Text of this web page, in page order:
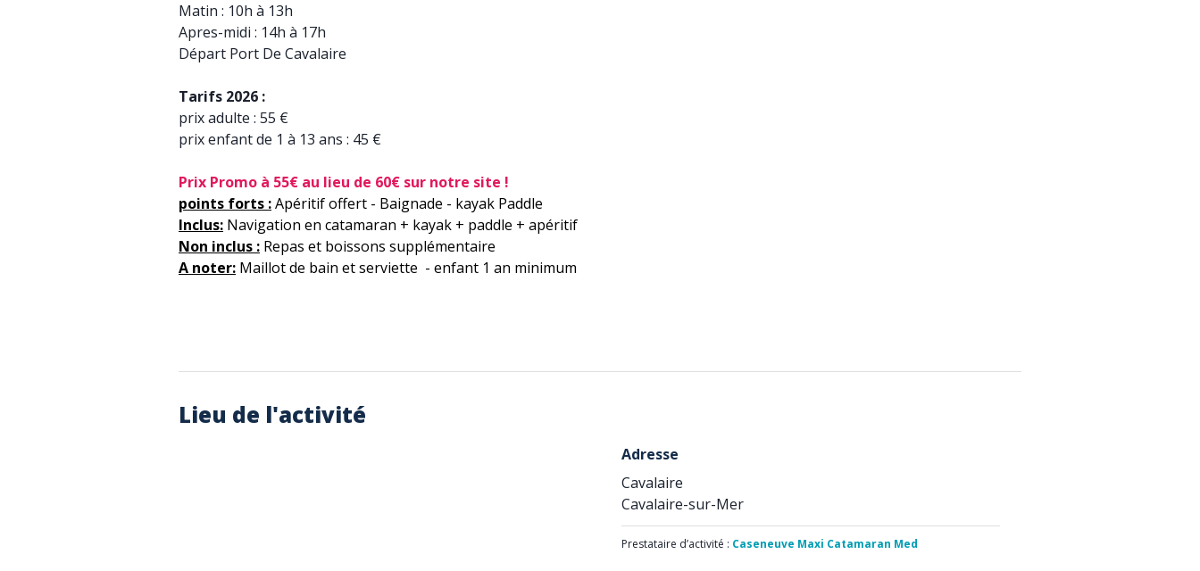
Matin : 10h à 13h
Apres-midi : 14h à 17h
Départ Port De Cavalaire
Tarifs 2026 :
prix adulte : 55 €
prix enfant de 1 à 13 ans : 45 €
Prix Promo à 55€ au lieu de 60€ sur notre site !
points forts :Apéritif offert - Baignade - kayak Paddle
Inclus: Navigation en catamaran + kayak + paddle + apéritif
Non inclus : Repas et boissons supplémentaire
A noter: Maillot de bain et serviette - enfant 1 an minimum
Lieu de l'activité
Adresse
Cavalaire
Cavalaire-sur-Mer
Prestataire d’activité : Caseneuve Maxi Catamaran Med